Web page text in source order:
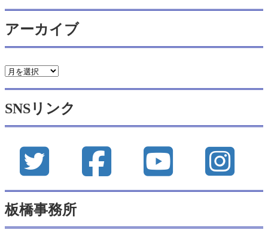
アーカイブ
ア
イ
SNSリンク
板橋事務所